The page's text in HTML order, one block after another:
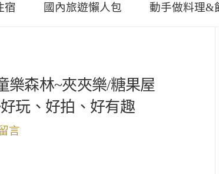
宿 國內旅遊懶人包 動手做料理&
樂森林~夾夾樂/糖果屋
玩、好拍、好有趣
言